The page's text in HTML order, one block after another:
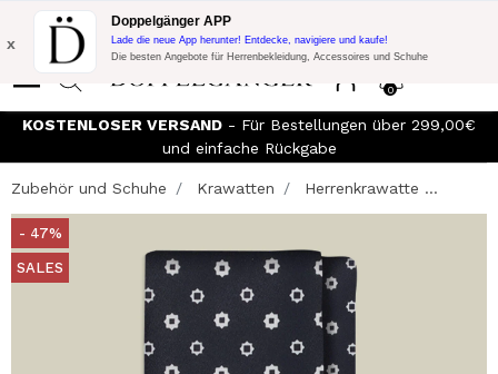
Blitzangebot:
10% Extra-Rabatt auf 300€ Einkauf mit Code:
DOPPEL300
0
x
Doppelgänger APP
Lade die neue App herunter! Entdecke, navigiere und kaufe!
Die besten Angebote für Herrenbekleidung, Accessoires und Schuhe
KOSTENLOSER VERSAND - Für Bestellungen über 299,00€
und einfache Rückgabe
Zubehör und Schuhe Krawatten Herrenkrawatte ...
- 47%
SALES